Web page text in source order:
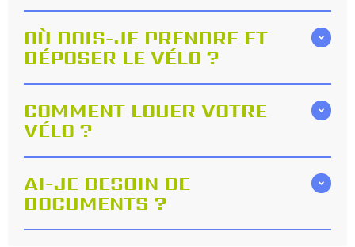
OÙ DOIS-JE PRENDRE ET
DÉPOSER LE VÉLO ?
COMMENT LOUER VOTRE
VÉLO ?
AI-JE BESOIN DE
DOCUMENTS ?